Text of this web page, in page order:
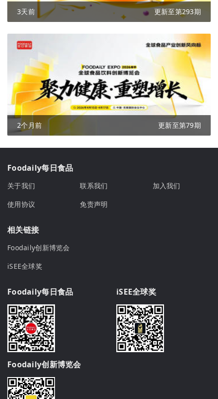
3天前 更新至第293期
2个月前 更新至第79期
Foodaily每日食品
关于我们 联系我们
加入我们
使用协议
免责声明
相关链接
Foodaily创新博览会
iSEE全球奖
Foodaily每日食品 iSEE全球奖
Foodaily创新博览会